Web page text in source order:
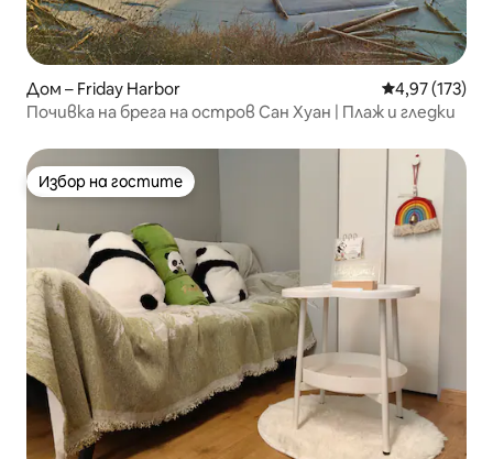
Дом – Friday Harbor Средна
4,97 (173)
Почивка на брега на остров Сан Хуан | Плаж и гледки
Избор на гостите
Избор на гостите